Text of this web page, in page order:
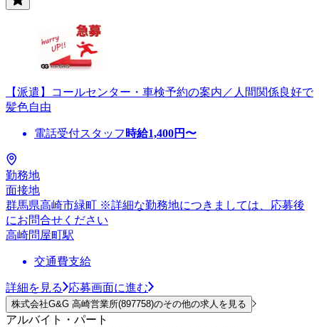
【派遣】コールセンター・車検予約の案内／人間関係良好で
髪色自由
電話受付スタッフ 時給1,400円〜
勤務地
面接地
群馬県高崎市緑町 ※詳細な勤務地につきましては、応募後
にお問合せください
高崎問屋町駅
交通費支給
詳細を見る 応募画面に進む
株式会社G&G 高崎営業所(897758)のその他の求人を見る
アルバイト・パート